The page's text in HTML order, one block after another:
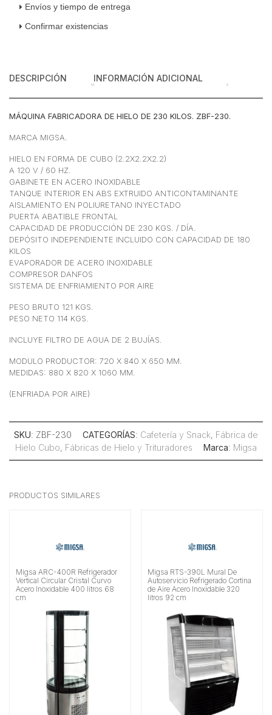
Envíos y tiempo de entrega
Confirmar existencias
DESCRIPCIÓN INFORMACIÓN ADICIONAL
MÁQUINA FABRICADORA DE HIELO DE 230 KILOS. ZBF-230.
MARCA MIGSA.
HIELO EN FORMA DE CUBO (2.2X2.2X2.2)
A 120 V / 60 HZ.
GABINETE EN ACERO INOXIDABLE
TANQUE INTERIOR EN ABS EXTRUIDO ANTICONTAMINANTE
AISLAMIENTO EN POLIURETANO INYECTADO
PUERTA ABATIBLE FRONTAL
CAPACIDAD DE PRODUCCIÓN DE 230 KGS. / DÍA.
DEPÓSITO INDEPENDIENTE INCLUIDO CON CAPACIDAD DE 180
KILOS
EVAPORADOR DE ACERO INOXIDABLE
COMPRESOR DANFOS
SISTEMA DE ENFRIAMIENTO POR AIRE
PESO BRUTO 121 KGS.
PESO NETO 114 KGS.
INCLUYE FILTRO DE AGUA DE 2 BUJÍAS.
MODULO PRODUCTOR: 720 X 840 X 650 MM.
MEDIDAS: 880 X 820 X 1060 MM.
(ENFRIADA POR AIRE)
SKU: ZBF-230 CATEGORÍAS: Cafetería y Snack, Fábrica de
Hielo Cubo, Fábricas de Hielo y Trituradores Marca: Migsa
PRODUCTOS SIMILARES
Migsa ARC-400R Refrigerador
Vertical Circular Cristal Curvo
Acero Inoxidable 400 litros 68
cm
Migsa RTS-390L Mural De
Autoservicio Refrigerado Cortina
de Aire Acero Inoxidable 320
litros 92 cm